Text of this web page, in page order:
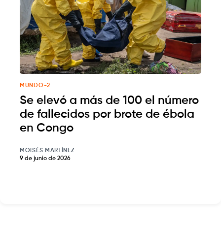
MUNDO-2
Se elevó a más de 100 el número
de fallecidos por brote de ébola
en Congo
MOISÉS MARTÍNEZ
9 de junio de 2026